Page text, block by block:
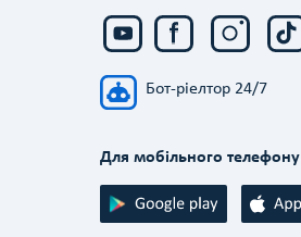
Бот-ріелтор 24/7
Для мобільного телефону